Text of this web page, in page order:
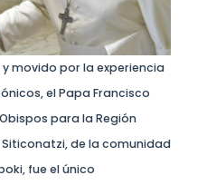
y movido por la experiencia
el Papa Francisco
para la Región
Siticonatzi, de la comunidad
fue el único